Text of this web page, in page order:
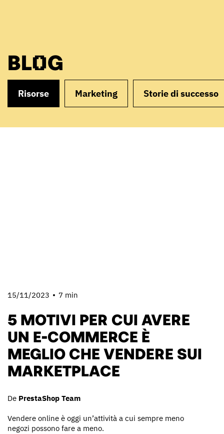
BLOG
Risorse Marketing Storie di successo
15/11/2023 7 min
5 MOTIVI PER CUI AVERE
UN E-COMMERCE È
MEGLIO CHE VENDERE SUI
MARKETPLACE
De PrestaShop Team
Vendere online è oggi un’attività a cui sempre meno
negozi possono fare a meno.